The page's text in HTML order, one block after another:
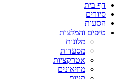
דף בית
סיורים
הסעות
טיפים והמלצות
מלונות
מסעדות
אטרקציות
מוזיאונים